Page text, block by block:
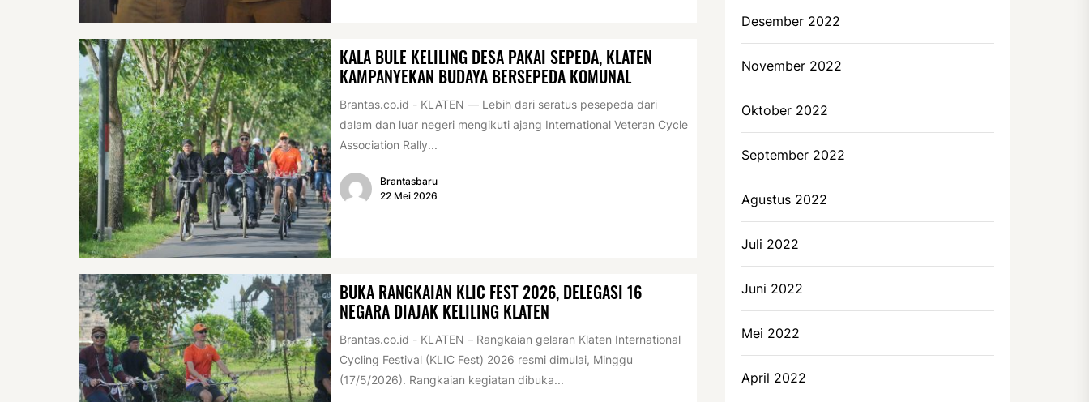
KALA BULE KELILING DESA PAKAI SEPEDA, KLATEN
KAMPANYEKAN BUDAYA BERSEPEDA KOMUNAL
Brantas.co.id - KLATEN — Lebih dari seratus pesepeda dari
dalam dan luar negeri mengikuti ajang International Veteran Cycle
Association Rally...
Brantasbaru
22 Mei 2026
BUKA RANGKAIAN KLIC FEST 2026, DELEGASI 16
NEGARA DIAJAK KELILING KLATEN
Brantas.co.id - KLATEN – Rangkaian gelaran Klaten International
Cycling Festival (KLIC Fest) 2026 resmi dimulai, Minggu
(17/5/2026). Rangkaian kegiatan dibuka...
Desember 2022
November 2022
Oktober 2022
September 2022
Agustus 2022
Juli 2022
Juni 2022
Mei 2022
April 2022